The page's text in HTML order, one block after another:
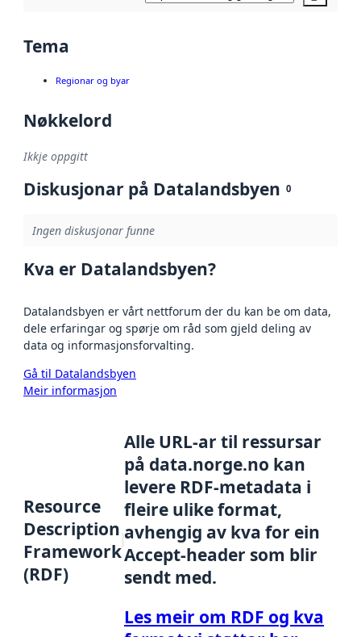
Tema
Regionar og byar
Nøkkelord
Ikkje oppgitt
Diskusjonar på Datalandsbyen 0
Ingen diskusjonar funne
Kva er Datalandsbyen?
Datalandsbyen er vårt nettforum der du kan be om data,
dele erfaringar og spørje om råd som gjeld deling av
data og informasjonsforvalting.
Gå til Datalandsbyen
Meir informasjon
Resource
Description
Framework
(RDF)
Alle URL-ar til ressursar
på data.norge.no kan
levere RDF-metadata i
fleire ulike format,
avhengig av kva for ein
Accept-header som blir
sendt med.
Les meir om RDF og kva